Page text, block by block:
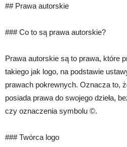
## Prawa autorskie
### Co to są prawa autorskie?
Prawa autorskie są to prawa, które
takiego jak logo, na podstawie
prawach pokrewnych. Oznacza to,
posiada prawa do swojego dzieła,
czy oznaczenia symbolu ©.
### Twórca logo